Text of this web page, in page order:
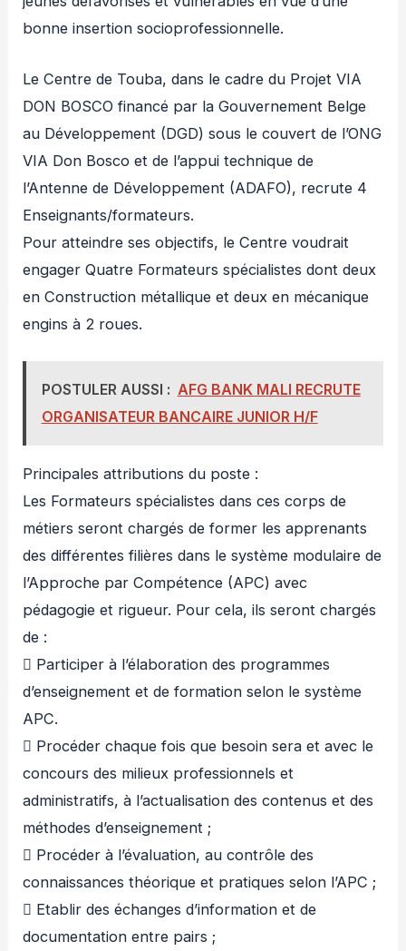
bonne insertion socioprofessionnelle.
Le Centre de Touba, dans le cadre du Projet VIA
DON BOSCO financé par la Gouvernement Belge
au Développement (DGD) sous le couvert de l’ONG
VIA Don Bosco et de l’appui technique de
l’Antenne de Développement (ADAFO), recrute 4
Enseignants/formateurs.
Pour atteindre ses objectifs, le Centre voudrait
engager Quatre Formateurs spécialistes dont deux
en Construction métallique et deux en mécanique
engins à 2 roues.
POSTULER AUSSI : AFG BANK MALI RECRUTE
ORGANISATEUR BANCAIRE JUNIOR H/F
Principales attributions du poste :
Les Formateurs spécialistes dans ces corps de
métiers seront chargés de former les apprenants
des différentes filières dans le système modulaire de
l’Approche par Compétence (APC) avec
pédagogie et rigueur. Pour cela, ils seront chargés
de :
 Participer à l’élaboration des programmes
d’enseignement et de formation selon le système
APC.
 Procéder chaque fois que besoin sera et avec le
concours des milieux professionnels et
administratifs, à l’actualisation des contenus et des
méthodes d’enseignement ;
 Procéder à l’évaluation, au contrôle des
connaissances théorique et pratiques selon l’APC ;
 Etablir des échanges d’information et de
documentation entre pairs ;